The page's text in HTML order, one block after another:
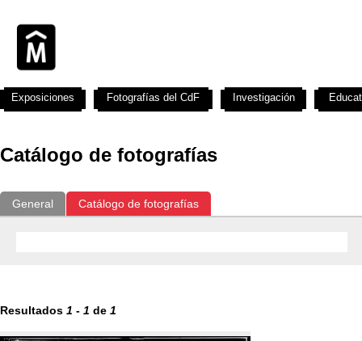
Catálogo de fotografías
General Catálogo de fotografías
Resultados 1 - 1 de 1
Exposiciones Fotografías del CdF Investigación